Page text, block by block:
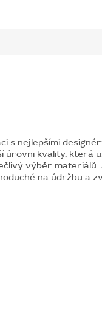
nejlepšími
kvality, která
výběr
na údržbu a